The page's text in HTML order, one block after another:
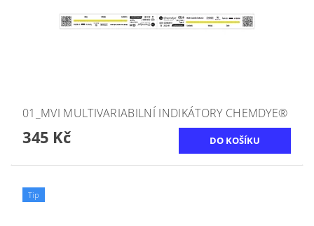
01_MVI MULTIVARIABILNÍ INDIKÁTORY CHEMDYE®
345 Kč
Tip